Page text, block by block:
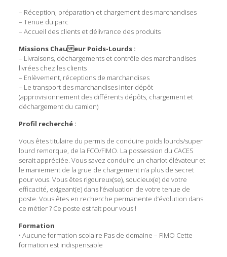
– Réception, préparation et chargement des marchandises
– Tenue du parc
– Accueil des clients et délivrance des produits
Missions Chaueur Poids-Lourds :
– Livraisons, déchargements et contrôle des marchandises
livrées chez les clients
– Enlèvement, réceptions de marchandises
– Le transport des marchandises inter dépôt
(approvisionnement des différents dépôts, chargement et
déchargement du camion)
Profil recherché :
Vous êtes titulaire du permis de conduire poids lourds/super
lourd remorque, de la FCO/FIMO. La possession du CACES
serait appréciée. Vous savez conduire un chariot élévateur et
le maniement de la grue de chargement n’a plus de secret
pour vous. Vous êtes rigoureux(se), soucieux(e) de votre
efficacité, exigeant(e) dans l’évaluation de votre tenue de
poste. Vous êtes en recherche permanente d’évolution dans
ce métier ? Ce poste est fait pour vous !
Formation
• Aucune formation scolaire Pas de domaine – FIMO Cette
formation est indispensable